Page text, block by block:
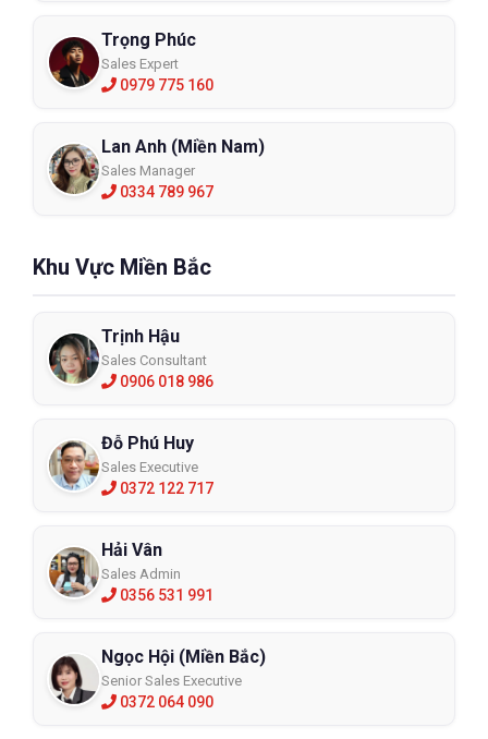
Trọng Phúc
Sales Expert
0979 775 160
Lan Anh (Miền Nam)
Sales Manager
0334 789 967
Khu Vực Miền Bắc
Trịnh Hậu
Sales Consultant
0906 018 986
Đỗ Phú Huy
Sales Executive
0372 122 717
Hải Vân
Sales Admin
0356 531 991
Ngọc Hội (Miền Bắc)
Senior Sales Executive
0372 064 090